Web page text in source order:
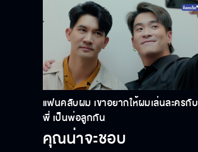
แฟนคลับผม เขาอยากให้ผมเล่นละครกับ
พี่ เป็นพ่อลูกกัน
คุณน่าจะชอบ